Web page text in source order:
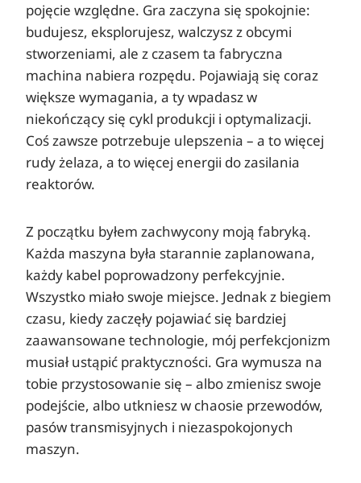
pojęcie względne. Gra zaczyna się spokojnie:
budujesz, eksplorujesz, walczysz z obcymi
stworzeniami, ale z czasem ta fabryczna
machina nabiera rozpędu. Pojawiają się coraz
większe wymagania, a ty wpadasz w
niekończący się cykl produkcji i optymalizacji.
Coś zawsze potrzebuje ulepszenia – a to więcej
rudy żelaza, a to więcej energii do zasilania
reaktorów.
Z początku byłem zachwycony moją fabryką.
Każda maszyna była starannie zaplanowana,
każdy kabel poprowadzony perfekcyjnie.
Wszystko miało swoje miejsce. Jednak z biegiem
czasu, kiedy zaczęły pojawiać się bardziej
zaawansowane technologie, mój perfekcjonizm
musiał ustąpić praktyczności. Gra wymusza na
tobie przystosowanie się – albo zmienisz swoje
podejście, albo utkniesz w chaosie przewodów,
pasów transmisyjnych i niezaspokojonych
maszyn.